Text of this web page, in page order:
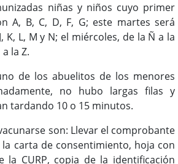
niñas y niños cuyo primer
A, B, C, D, F, G; este martes será
K, L, M y N; el miércoles, de la Ñ a la
la Z.
de los abuelitos de los menores
no hubo largas filas y
tardando 10 o 15 minutos.
son: Llevar el comprobante
carta de consentimiento, hoja con
la CURP, copia de la identificación